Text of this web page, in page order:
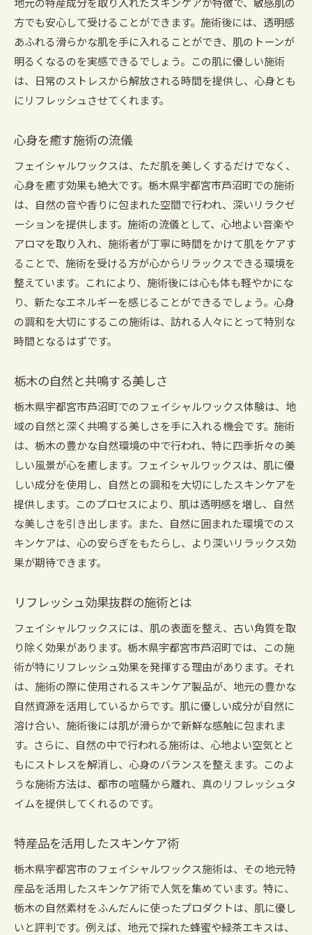
地元の特産成分を取り入れたスキンケアが特徴で、敏感肌の
方でも安心して受けることができます。施術後には、透明感
あふれる滑らかな肌を手に入れることができ、肌のトーンが
明るくなるのを実感できるでしょう。この肌に優しい施術
は、日常のストレスから解放される時間を提供し、心身とも
にリフレッシュさせてくれます。
心身を癒す施術の流儀
フェイシャルワックスは、ただ肌を美しくするだけでなく、
心身を癒す効果も絶大です。栃木県宇都宮市芦沼町での施術
は、自然の音や香りに包まれた空間で行われ、深いリラクゼ
ーションを提供します。施術の流儀として、心地よい音楽や
アロマを取り入れ、施術者が丁寧に時間をかけて肌をケアす
ることで、施術を受ける方が心からリラックスできる環境を
整えています。これにより、施術後には心も体も軽やかにな
り、新たなエネルギーを感じることができるでしょう。心身
の調和を大切にするこの施術は、訪れる人々にとって特別な
時間となるはずです。
栃木の自然と共鳴する美しさ
栃木県宇都宮市芦沼町でのフェイシャルワックス体験は、地
域の自然と深く共鳴する美しさを手に入れる機会です。施術
は、栃木の豊かな自然環境の中で行われ、特に四季折々の美
しい風景が心を癒します。フェイシャルワックスは、肌に優
しい成分を使用し、自然との調和を大切にしたスキンケアを
提供します。このプロセスにより、肌は透明感を増し、自然
な美しさを引き出します。また、自然に囲まれた環境でのス
キンケアは、心の安らぎをもたらし、より深いリラックス効
果が期待できます。
リフレッシュ効果抜群の施術とは
フェイシャルワックスには、肌の表面を整え、古い角質を取
り除く効果があります。栃木県宇都宮市芦沼町では、この施
術が特にリフレッシュ効果を発揮する理由があります。それ
は、施術の際に使用されるスキンケア製品が、地元の豊かな
自然資源を活用しているからです。肌に優しい成分が自然に
溶け合い、施術後には肌が滑らかで新鮮な感触に包まれま
す。さらに、自然の中で行われる施術は、心地よい空気とと
もにストレスを解消し、心身のバランスを整えます。このよ
うな施術方法は、都市の喧騒から離れ、真のリフレッシュタ
イムを提供してくれるのです。
特産品を活用したスキンケア術
栃木県宇都宮市のフェイシャルワックス施術は、その地元特
産品を活用したスキンケア術で人気を集めています。特に、
栃木の自然素材をふんだんに使ったプロダクトは、肌に優し
いと評判です。例えば、地元で採れた蜂蜜や緑茶エキスは、